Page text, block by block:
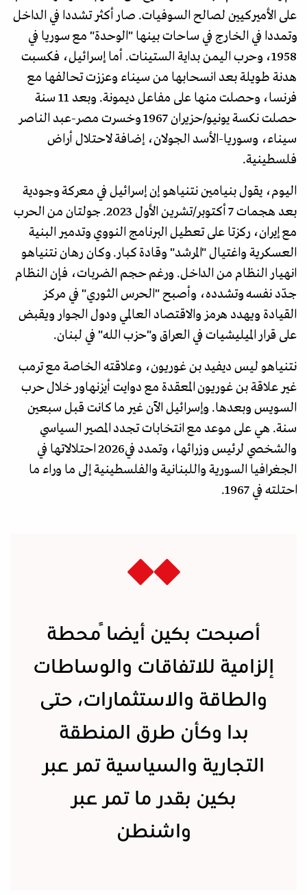
على الأميركيين لصالح السوفيات. صار أكثر تشددا في الداخل
وتمددا في الخارج في ساحات بينها "الوحدة" مع سوريا في
1958، وحرب اليمن بداية الستينات. أما إسرائيل، فكسبت
هدنة طويلة بعد انسحابها من سيناء وعززت تحالفها مع
فرنسا، وحصلت منها على مفاعل ديمونة. وبعد 11 سنة
حصلت نكسة يونيو/حزيران 1967 وخسرت مصر-عبد الناصر
سيناء، وسوريا-الأسد الجولان، إضافة لاحتلال أراض
فلسطينية.
اليوم، يقول بنيامين نتنياهو إن إسرائيل في معركة وجودية
بعد هجمات 7 أكتوبر/تشرين الأول 2023. جولتان من الحرب
مع إيران، ركزتا على تعطيل البرنامج النووي وتدمير البنية
العسكرية واغتيال "المرشد" وقادة كبار. وكان رهان نتنياهو
انهيار النظام من الداخل. ورغم حجم الضربات، فإن النظام
جدّد نفسه وتشدده، وأصبح "الحرس الثوري" في مركز
القيادة ويهدد هرمز والاقتصاد العالمي ودول الجوار ويقبض
على قرار الميليشيات في العراق و"حزب الله" في لبنان.
نتنياهو ليس ديفيد بن غوريون، وعلاقته الخاصة مع ترمب
غير علاقة بن غوريون المعقدة مع دوايت أيزنهاور خلال حرب
السويس وبعدها. وإسرائيل الآن غير ما كانت قبل سبعين
سنة. هي على موعد مع انتخابات تجدد المصير السياسي
والشخصي لرئيس وزرائها، وتمدد في2026 احتلالاتها في
الجغرافيا السورية واللبنانية والفلسطينية إلى ما وراء ما
احتلته في 1967.
أصبحت بكين أيضاً محطة
إلزامية للاتفاقات والوساطات
والطاقة والاستثمارات، حتى
بدا وكأن طرق المنطقة
التجارية والسياسية تمر عبر
بكين بقدر ما تمر عبر
واشنطن